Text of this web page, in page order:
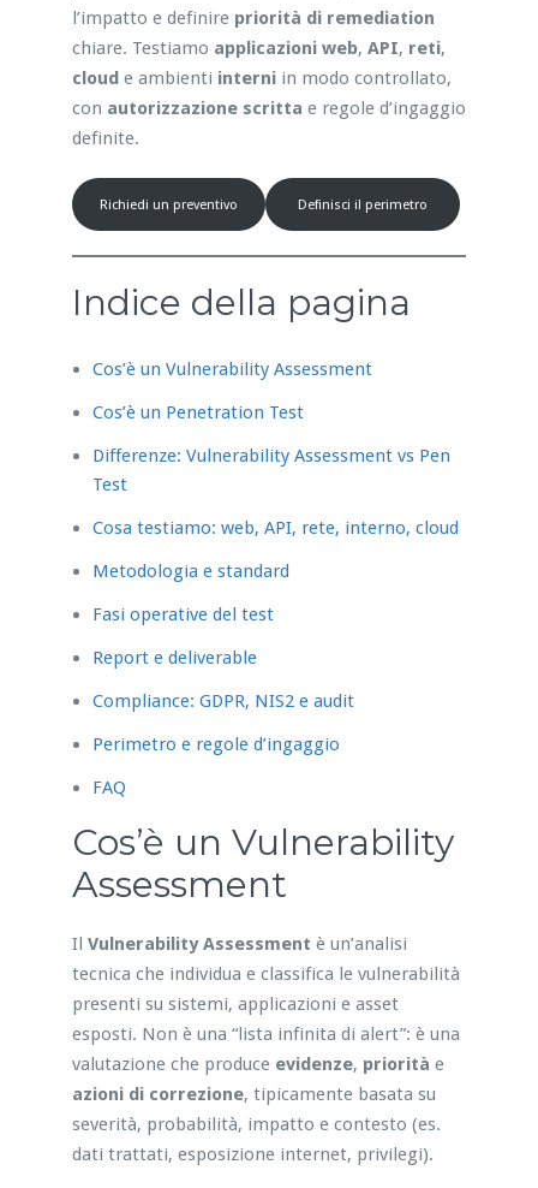
l’impatto e definire priorità di remediation
chiare. Testiamo applicazioni web, API, reti,
cloude ambienti interniin modo controllato,
con autorizzazione scritta e regole d’ingaggio
definite.
Richiedi un preventivo Definisci il perimetro
Indice della pagina
Cos’è un Vulnerability Assessment
Cos’è un Penetration Test
Differenze: Vulnerability Assessment vs Pen
Test
Cosa testiamo: web, API, rete, interno, cloud
Metodologia e standard
Fasi operative del test
Report e deliverable
Compliance: GDPR, NIS2 e audit
Perimetro e regole d’ingaggio
FAQ
Cos’è un Vulnerability
Assessment
Il Vulnerability Assessment è un’analisi
tecnica che individua e classifica le vulnerabilità
presenti su sistemi, applicazioni e asset
esposti. Non è una “lista infinita di alert”: è una
valutazione che produce evidenze, priorità e
azioni di correzione, tipicamente basata su
severità, probabilità, impatto e contesto (es.
dati trattati, esposizione internet, privilegi).